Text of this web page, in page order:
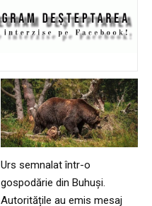
Urs semnalat într-o
gospodărie din Buhuși.
Autoritățile au emis mesaj